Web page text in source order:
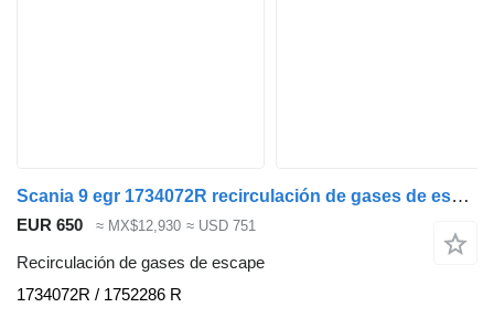
Scania 9 egr 1734072R recirculación de gases de escape para Scania cabeza tractora
EUR 650 ≈ MX$12,930 ≈ USD 751
Recirculación de gases de escape
1734072R / 1752286 R